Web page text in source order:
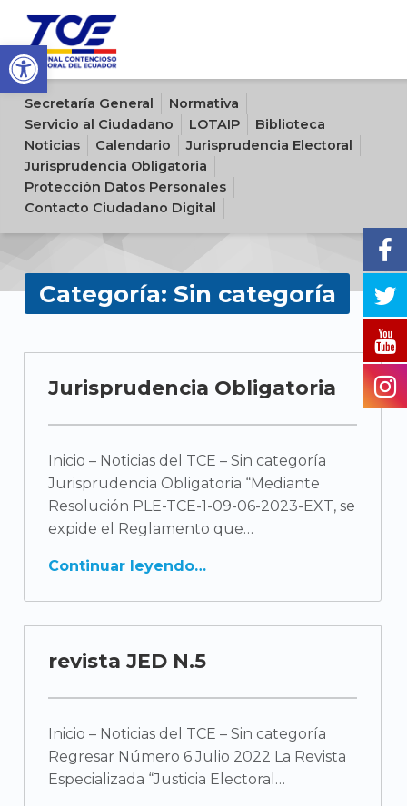
Open toolbar
Sitio oficial del Tribunal Contencioso Electoral del Ecuador
Secretaría General
Normativa
Servicio al Ciudadano
LOTAIP
Biblioteca
Noticias
Calendario
Jurisprudencia Electoral
Jurisprudencia Obligatoria
Protección Datos Personales
Contacto Ciudadano Digital
Categoría: Sin categoría
í
Jurisprudencia Obligatoria
Inicio – Noticias del TCE – Sin categoría
Jurisprudencia Obligatoria “Mediante
Resolución PLE-TCE-1-09-06-2023-EXT, se
expide el Reglamento que
Continuar leyendo
revista JED N.5
Inicio – Noticias del TCE – Sin categoría
Regresar Número 6 Julio 2022 La Revista
Especializada “Justicia Electoral